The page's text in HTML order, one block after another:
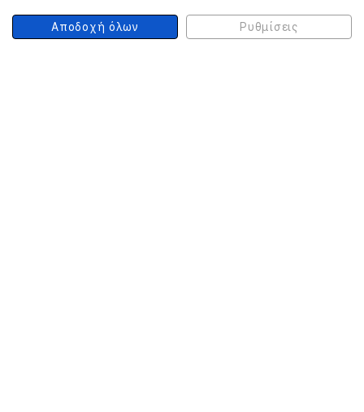
ΑΣΦΑΛΕΙΑ ΣΥΝΑΛΛΑΓΩΝ
Αποδοχή όλων Ρυθμίσεις